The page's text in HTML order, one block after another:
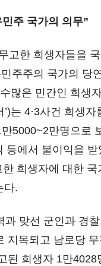
국가의 의무”
한 희생자들을
주주의 국가의 당
많은 민간인 희생
’)는 4·3사건 희생
5000~2만명으로
에서 불이익을
희생자에 대한
다.
맞선 군인과 경
지목되고 남로당
된 희생자 1만